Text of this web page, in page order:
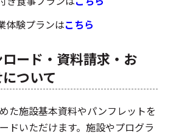
体験プランはこちら
ード・資料請求・お
ついて
た施設基本資料やパンフレットを
ドいただけます。施設やプログラ